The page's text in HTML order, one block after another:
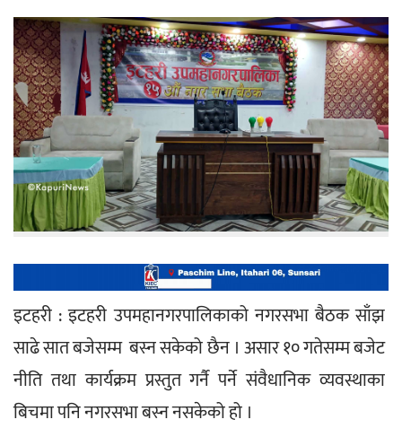
इटहरी : इटहरी उपमहानगरपालिकाको नगरसभा बैठक साँझ
साढे सात बजेसम्म  बस्न सकेको छैन । असार १० गतेसम्म बजेट
नीति तथा कार्यक्रम प्रस्तुत गर्नै पर्ने संवैधानिक व्यवस्थाका
बिचमा पनि नगरसभा बस्न नसकेको हो ।